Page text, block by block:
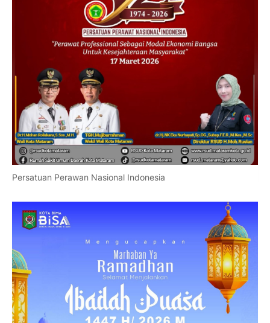
Persatuan Perawan Nasional Indonesia